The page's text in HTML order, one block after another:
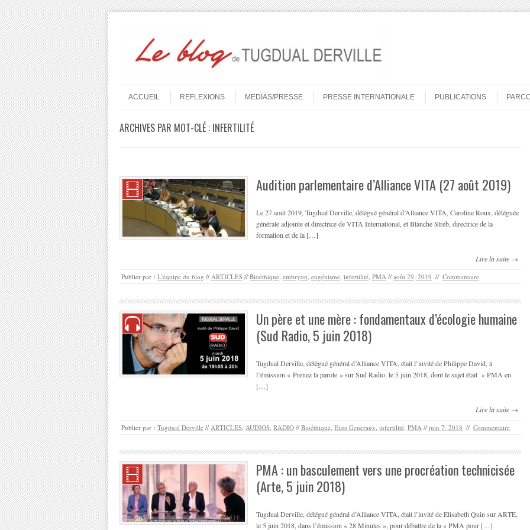
Menu
ACCUEIL
REFLEXIONS MEDIAS/PRESSE PRESSE INTERNATIONALE PUBLICATIONS
ARCHIVES PAR MOT-CLÉ : INFERTILITÉ
Audition parlementaire d’Alliance VITA (27 août 2019)
Le 27 août 2019, Tugdual Derville, délégué général d’Alliance VITA, Caroline Roux, déléguée
générale adjointe et directrice de VITA International, et Blanche Streb, directrice de la
formation et de la […]
Lire la suite →
Publier par : L'équipe du blog // ARTICLES // Bioéthique embryon eugénisme infertilité PMA // août 29, 2019 // Commentaire
Un père et une mère : fondamentaux d’écologie humaine
(Sud Radio, 5 juin 2018)
Tugdual Derville, délégué général d’Alliance VITA, était l’invité de Philippe David, à
l’émission « Prenez la parole » sur Sud Radio, le 5 juin 2018, dont le sujet était » PMA en
[…]
Lire la suite →
Publier par : Tugdual Derville // ARTICLES AUDIOS RADIO // Bioéthique Etats Generaux infertilité PMA // juin 7, 2018 // Commentaire
PMA : un basculement vers une procréation technicisée
(Arte, 5 juin 2018)
Tugdual Derville, délégué général d’Alliance VITA, était l’invité de Elisabeth Quin sur ARTE,
le 5 juin 2018, dans l’émission « 28 Minutes », pour débattre de la « PMA pour […]